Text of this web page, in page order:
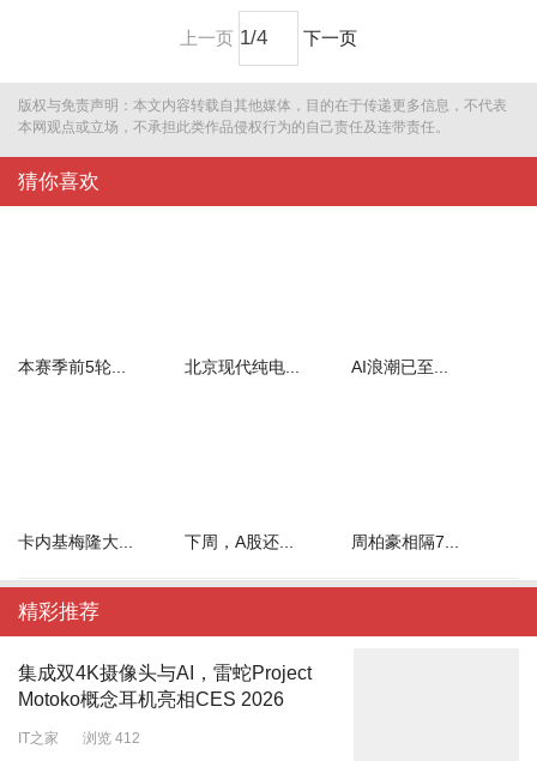
上一页 下一页
版权与免责声明：本文内容转载自其他媒体，目的在于传递更多信息，不代表
本网观点或立场，不承担此类作品侵权行为的自己责任及连带责任。
猜你喜欢
本赛季前5轮... 北京现代纯电... AI浪潮已至...
卡内基梅隆大... 下周，A股还... 周柏豪相隔7...
精彩推荐
集成双4K摄像头与AI，雷蛇Project
Motoko概念耳机亮相CES 2026
IT之家 浏览 412